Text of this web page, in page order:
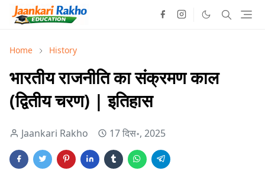
Home History
भारतीय राजनीति का संक्रमण काल
(द्वितीय चरण) | इतिहास
Jaankari Rakho 17 दिस॰, 2025